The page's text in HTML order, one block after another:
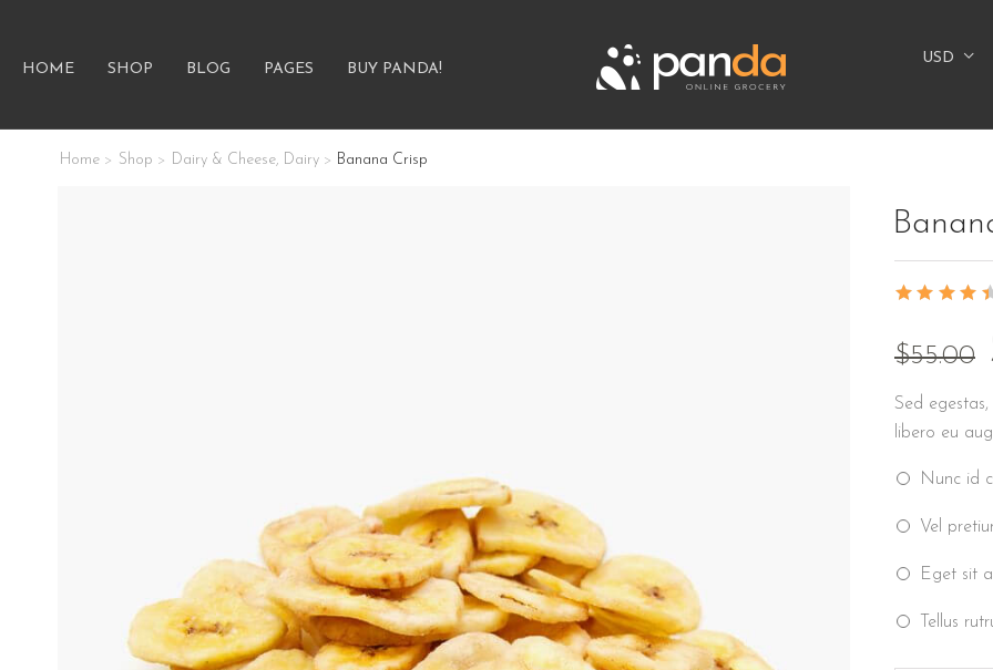
HOME SHOP BLOG PAGES BUY PANDA!
USD
Home > Shop > Dairy & Cheese, Dairy > Banana Crisp
$55.00
Sed
libero eu
Nunc id
Vel
Eget sit
Tellus